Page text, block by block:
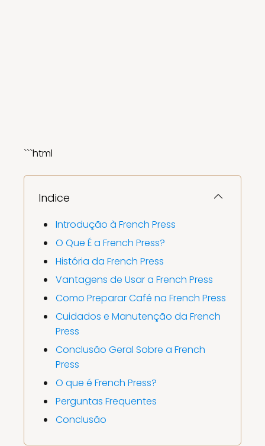
```html
Indice
Introdução à French Press
O Que É a French Press?
História da French Press
Vantagens de Usar a French Press
Como Preparar Café na French Press
Cuidados e Manutenção da French
Press
Conclusão Geral Sobre a French
Press
O que é French Press?
Perguntas Frequentes
Conclusão